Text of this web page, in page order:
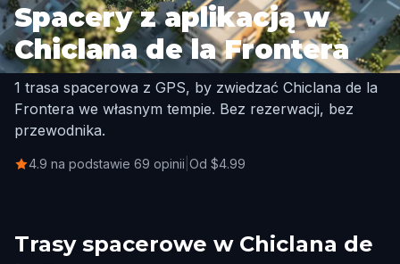
Spacery z aplikacją w
Chiclana de la Frontera
1 trasa spacerowa z GPS, by zwiedzać Chiclana de la
Frontera we własnym tempie. Bez rezerwacji, bez
przewodnika.
4.9 na podstawie 69 opinii Od $4.99
Trasy spacerowe w Chiclana de